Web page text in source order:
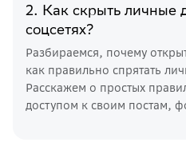
2. Как скрыть личные
соцсетях?
Разбираемся, почему
как правильно спрятать
Расскажем о простых
доступом к своим постам,